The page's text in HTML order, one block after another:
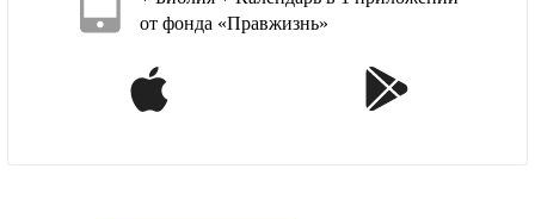
от фонда «Правжизнь»